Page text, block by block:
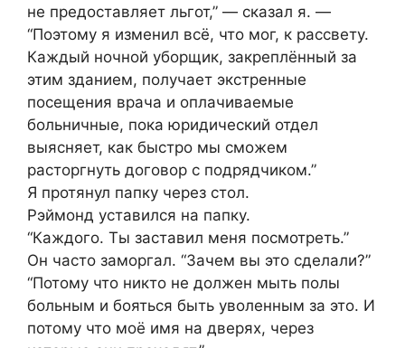
не предоставляет льгот,” — сказал я. —
“Поэтому я изменил всё, что мог, к рассвету.
Каждый ночной уборщик, закреплённый за
этим зданием, получает экстренные
посещения врача и оплачиваемые
больничные, пока юридический отдел
выясняет, как быстро мы сможем
расторгнуть договор с подрядчиком.”
Я протянул папку через стол.
Рэймонд уставился на папку.
“Каждого. Ты заставил меня посмотреть.”
Он часто заморгал. “Зачем вы это сделали?”
“Потому что никто не должен мыть полы
больным и бояться быть уволенным за это. И
потому что моё имя на дверях, через